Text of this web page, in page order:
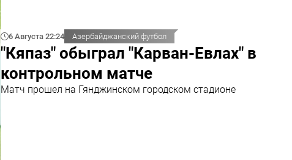
6 Августа 22:24 Азербайджанский футбол
"Кяпаз" обыграл "Карван-Евлах" в
контрольном матче
Матч прошел на Гянджинском городском стадионе